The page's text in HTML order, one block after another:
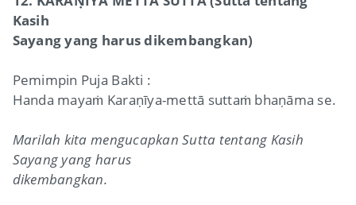
Kasih
Sayang yang harus dikembangkan)
Pemimpin Puja Bakti :
Handa mayaṁ Karaṇīya-mettā suttaṁ bhaṇāma se.
Marilah kita mengucapkan Sutta tentang Kasih
Sayang yang harus
dikembangkan.